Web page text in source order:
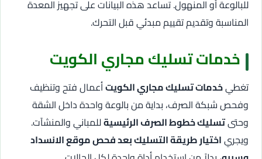
للبالوعة أو المنهول. تساعد هذه البيانات على تجهيز المعدة
المناسبة وتقديم تقييم مبدئي قبل التحرك.
خدمات تسليك مجاري الكويت
تغطيخدمات تسليك مجاري الكويتأعمال فتح وتنظيف
وفحص شبكة الصرف، بداية من بالوعة واحدة داخل الشقة
وحتىتسليك خطوط الصرف الرئيسيةللمباني والمنشآت.
ويجرياختيار طريقة التسليك بعد فحص موقع الانسداد